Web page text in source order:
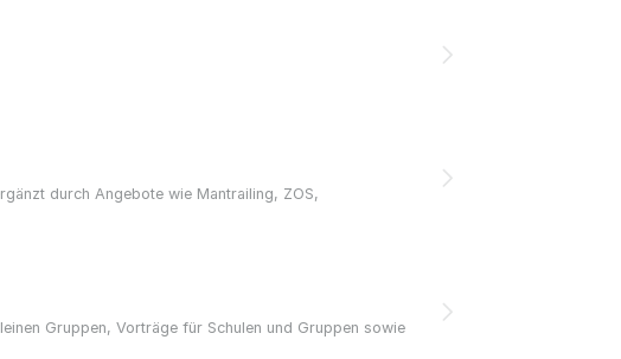
durch Angebote wie Mantrailing, ZOS,
Gruppen, Vorträge für Schulen und Gruppen sowie